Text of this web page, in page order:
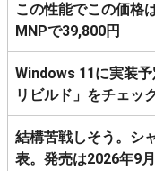
この性能でこの価格
MNPで39,800円
Windows 11に実装
リビルド」をチェッ
結構苦戦しそう。シ
表。発売は2026年9